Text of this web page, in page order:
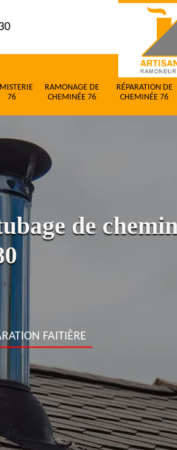
76
RAMONAGE DE
CHEMINÉE 76
RÉPARATION DE
CHEMINÉE 76
de
FAITIÈRE